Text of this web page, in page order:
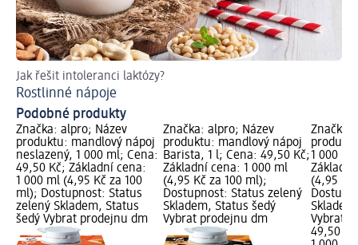
Jak řešit intoleranci laktózy?
Rostlinné nápoje
Podobné produkty
Značka: alpro; Název
produktu: mandlový nápoj
neslazený, 1 000 ml; Cena:
49,50 Kč; Základní cena:
1 000 ml (4,95 Kč za 100
ml); Dostupnost: Status
zelený Skladem, Status
šedý Vybrat prodejnu dm
Značka: alpro; Název
produktu: mandlový nápoj
Barista, 1 l; Cena: 49,50 Kč;
Základní cena: 1 000 ml
(4,95 Kč za 100 ml);
Dostupnost: Status zelený
Skladem, Status šedý
Vybrat prodejnu dm
Značka:
1 000
(4,95 Kč
Vybrat
49,50 Kč